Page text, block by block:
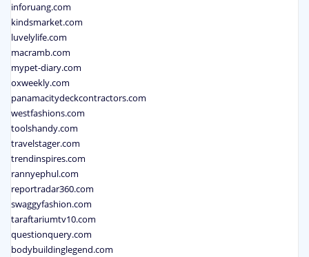
inforuang.com
kindsmarket.com
luvelylife.com
macramb.com
mypet-diary.com
oxweekly.com
panamacitydeckcontractors.com
westfashions.com
toolshandy.com
travelstager.com
trendinspires.com
rannyephul.com
reportradar360.com
swaggyfashion.com
taraftariumtv10.com
questionquery.com
bodybuildinglegend.com